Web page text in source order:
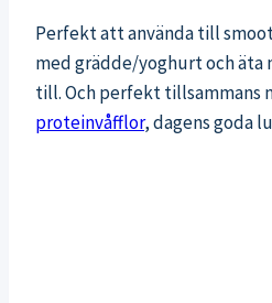
Perfekt att använda till
med grädde/yoghurt och
till. Och perfekt tillsammans
proteinvåfflor, dagens goda